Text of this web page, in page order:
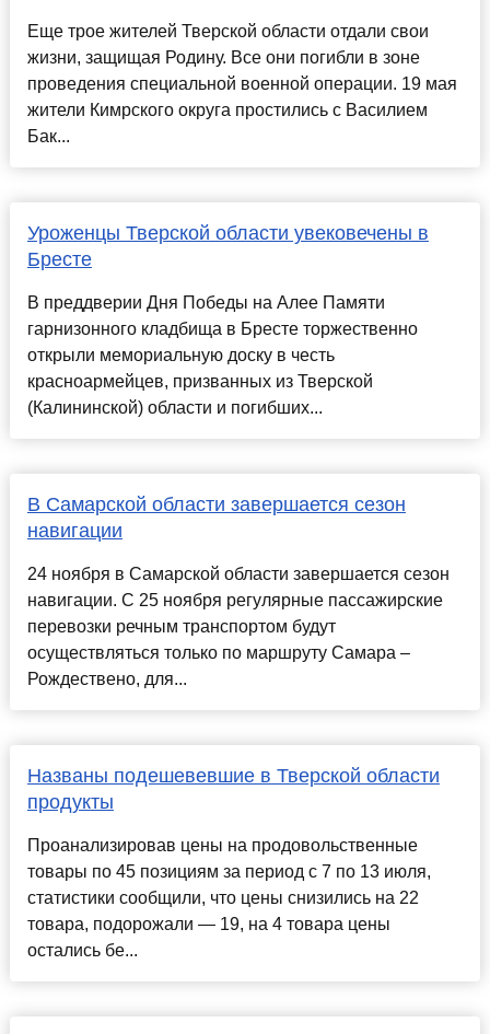
Еще трое жителей Тверской области отдали свои
жизни, защищая Родину. Все они погибли в зоне
проведения специальной военной операции. 19 мая
жители Кимрского округа простились с Василием
Бак...
Уроженцы Тверской области увековечены в
Бресте
В преддверии Дня Победы на Алее Памяти
гарнизонного кладбища в Бресте торжественно
открыли мемориальную доску в честь
красноармейцев, призванных из Тверской
(Калининской) области и погибших...
В Самарской области завершается сезон
навигации
24 ноября в Самарской области завершается сезон
навигации. С 25 ноября регулярные пассажирские
перевозки речным транспортом будут
осуществляться только по маршруту Самара –
Рождествено, для...
Названы подешевевшие в Тверской области
продукты
Проанализировав цены на продовольственные
товары по 45 позициям за период с 7 по 13 июля,
статистики сообщили, что цены снизились на 22
товара, подорожали — 19, на 4 товара цены
остались бе...